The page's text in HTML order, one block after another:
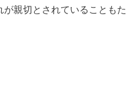
親切とされていることもた